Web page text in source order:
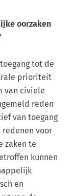
oorzaken
tot de
prioriteit
van civiele
reden
van toegang
voor
zaken te
kunnen
en